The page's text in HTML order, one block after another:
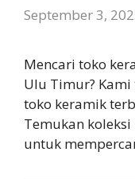
September 3,
Mencari toko
Ulu Timur?
toko keramik
Temukan
untuk